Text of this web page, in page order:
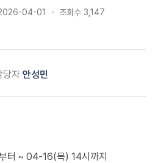
04-01 조회수 3,147
당자 안성민
~ 04-16(목) 14시까지